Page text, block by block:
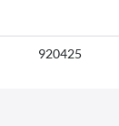
920425